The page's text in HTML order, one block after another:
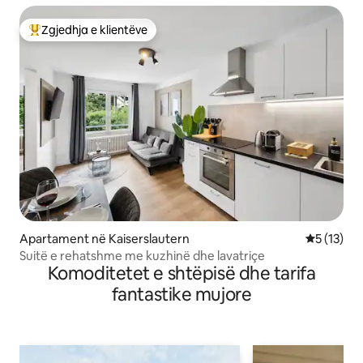
Më të mirat e zgjedhjeve të klientëve
Zgjedhja e klientëve
Apartament në Kaiserslautern Vlerësimi
5 (13)
Suitë e rehatshme me kuzhinë dhe lavatriçe
Komoditetet e shtëpisë dhe tarifa
fantastike mujore